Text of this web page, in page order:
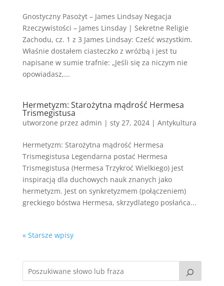
Gnostyczny Pasożyt – James Lindsay Negacja
Rzeczywistości – James Linsday | Sekretne Religie
Zachodu, cz. 1 z 3 James Lindsay: Cześć wszystkim.
Właśnie dostałem ciasteczko z wróżbą i jest tu
napisane w sumie trafnie: „Jeśli się za niczym nie
opowiadasz,...
Hermetyzm: Starożytna mądrość Hermesa
Trismegistusa
utworzone przez admin | sty 27, 2024| Antykultura
Hermetyzm: Starożytna mądrość Hermesa
Trismegistusa Legendarna postać Hermesa
Trismegistusa (Hermesa Trzykroć Wielkiego) jest
inspiracją dla duchowych nauk znanych jako
hermetyzm. Jest on synkretyzmem (połączeniem)
greckiego bóstwa Hermesa, skrzydlatego posłańca...
« Starsze wpisy